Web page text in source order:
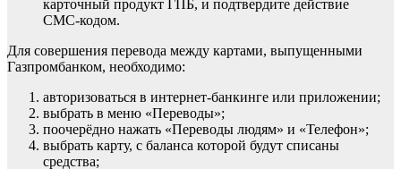
карточный продукт ГПБ, и подтвердите действие
СМС-кодом.
Для совершения перевода между картами, выпущенными
Газпромбанком, необходимо:
авторизоваться в интернет-банкинге или приложении;
выбрать в меню «Переводы»;
поочерёдно нажать «Переводы людям» и «Телефон»;
выбрать карту, с баланса которой будут списаны
средства;